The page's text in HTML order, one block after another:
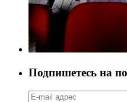
Подпишетесь на